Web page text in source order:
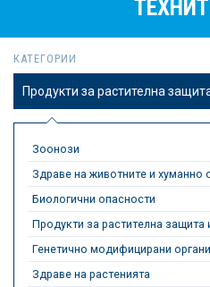
КАТЕГОРИИ
Продукти за растителна
Зоонози
Здраве на животните и хуманно
Биологични опасности
Продукти за растителна защита
Генетично модифицирани
Здраве на растенията